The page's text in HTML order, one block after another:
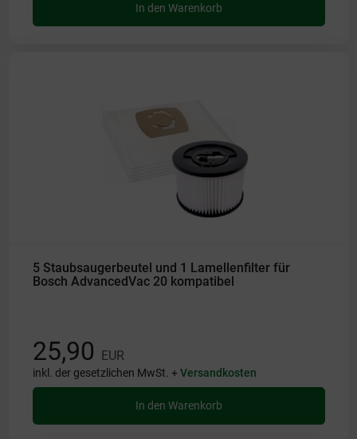
In den Warenkorb
5 Staubsaugerbeutel und 1 Lamellenfilter für
Bosch AdvancedVac 20 kompatibel
25,90 EUR
inkl. der gesetzlichen MwSt. +Versandkosten
In den Warenkorb